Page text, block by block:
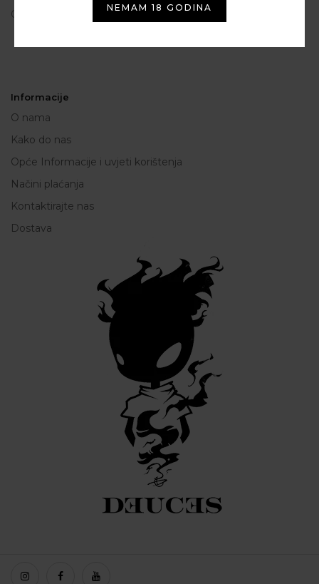
OIB: 80250945864
Informacije
O nama
Kako do nas
Opće Informacije i uvjeti korištenja
Načini plaćanja
Kontaktirajte nas
Dostava
NEMAM 18 GODINA